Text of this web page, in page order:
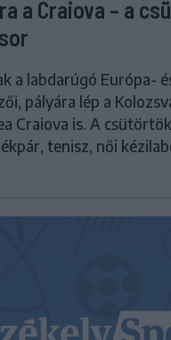
a Craiova – a
a labdarúgó Európa-
pályára lép a
Craiova is. A
tenisz, női